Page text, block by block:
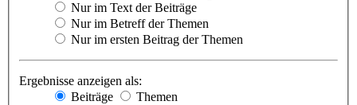
Nur im Text der Beiträge
Nur im Betreff der Themen
Nur im ersten Beitrag der Themen
Ergebnisse anzeigen als:
Beiträge
Themen